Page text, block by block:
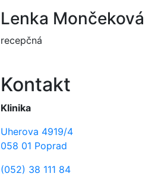
Lenka Mončeková
recepčná
Kontakt
Klinika
Uherova 4919/4
058 01 Poprad
(052) 38 111 84